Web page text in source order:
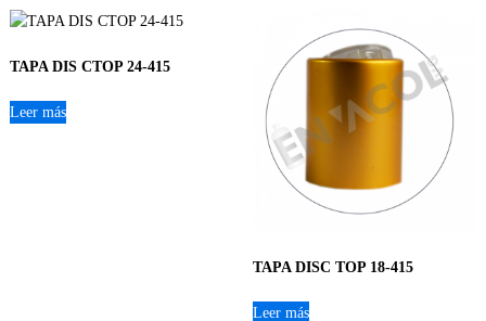
TAPA DIS CTOP 24-415
Leer más
TAPA DISC TOP 18-415
Leer más